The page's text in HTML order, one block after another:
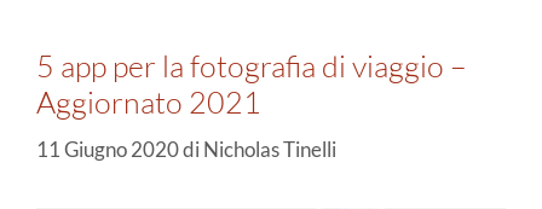
5 app per la fotografia di viaggio –
Aggiornato 2021
11 Giugno 2020di Nicholas Tinelli